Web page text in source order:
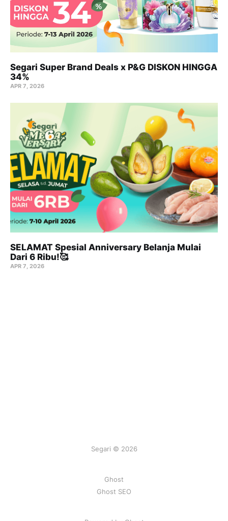
Segari Super Brand Deals x P&G DISKON HINGGA
34%
APR 7, 2026
SELAMAT Spesial Anniversary Belanja Mulai
Dari 6 Ribu!🥰
APR 7, 2026
Segari © 2026
Ghost
Ghost SEO